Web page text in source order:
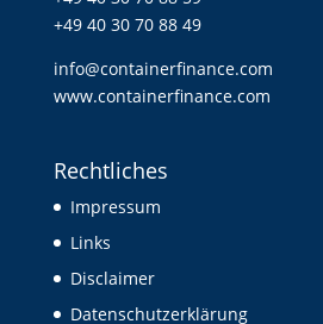
+49 40 30 70 88 49
info@containerfinance.com
www.containerfinance.com
Rechtliches
Impressum
Links
Disclaimer
Datenschutzerklärung